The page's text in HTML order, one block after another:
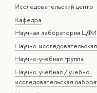
Исследовательский центр
Кафедра
Научная лаборатория ЦФИ
Научно-
Научно-учебная группа
Научно-учебная / учебно-
исследовательская